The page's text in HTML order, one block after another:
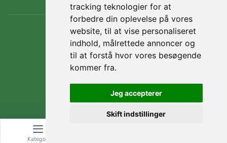
tracking teknologier for at
forbedre din oplevelse på vores
website, til at vise personaliseret
indhold, målrettede annoncer og
til at forstå hvor vores besøgende
kommer fra.
Jeg accepterer
Skift indstillinger
Kategori